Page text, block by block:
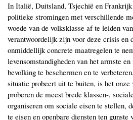
In Italië, Duitsland, Tsjechië en
politieke stromingen met verschillende
woede van de volksklasse af te leiden
verantwoordelijk zijn voor deze crisis en
onmiddellijk concrete maatregelen te
levensomstandigheden van het armste
bevolking te beschermen en te
situatie probeert uit te buiten, is het
proberen de meest brede klassen-,
organiseren om sociale eisen te stellen,
te eisen en openbare diensten ten gunste